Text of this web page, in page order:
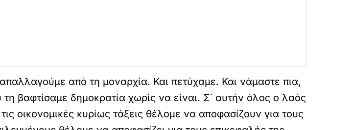
από τη μοναρχία. Και πετύχαμε. Και νάμαστε πια,
βαφτίσαμε δημοκρατία χωρίς να είναι. Σ΄ αυτήν όλος ο λαός
οικονομικές κυρίως τάξεις θέλομε να αποφασίζουν για τους